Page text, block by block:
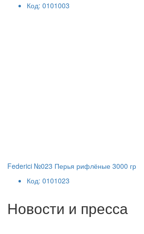
Код: 0101003
Federici №023 Перья рифлёные 3000 гр
Код: 0101023
Новости и пресса